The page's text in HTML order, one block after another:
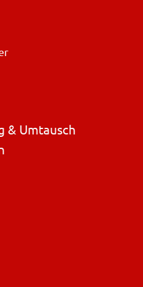
& Umtausch